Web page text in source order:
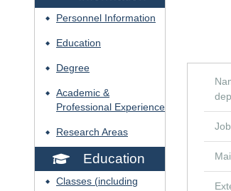
◆ Personnel Information
◆ Education
◆ Degree
◆
Academic &
Professional Experience
◆ Research Areas
Education
◆
Classes (including